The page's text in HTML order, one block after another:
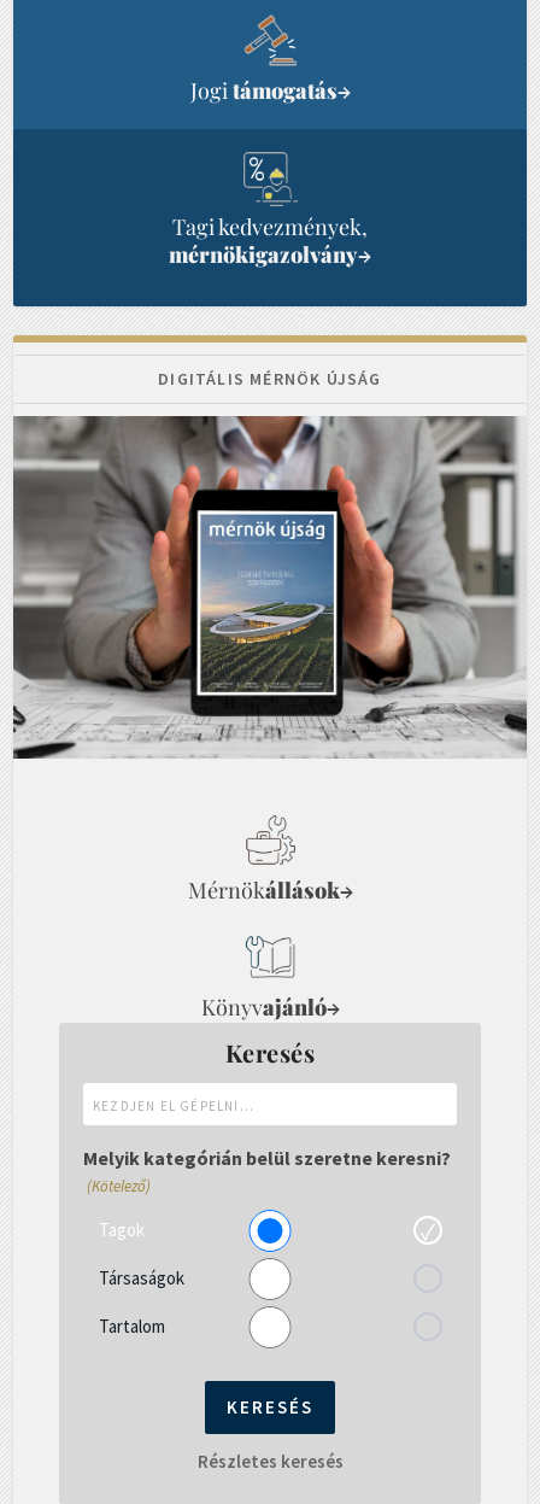
Jogi támogatás→
Tagi kedvezmények,
mérnökigazolvány→
DIGITÁLIS MÉRNÖK ÚJSÁG
Mérnökállások→
Könyvajánló→
Keresés
el
gépelni...
Melyik kategórián belül szeretne keresni?
(Kötelező)
Tagok
Társaságok
Tartalom
Részletes keresés